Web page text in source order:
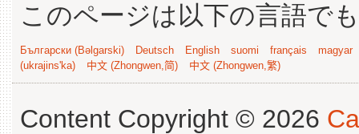
このページは以下の言語で
Български (Bəlgarski) Deutsch English suomi français
magyar
(ukrajins'ka)
中文 (Zhongwen,简) 中文 (Zhongwen,繁)
Content Copyright © 2026